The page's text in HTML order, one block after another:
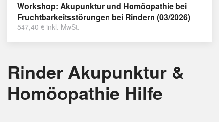
Workshop: Akupunktur und Homöopathie bei
Fruchtbarkeitsstörungen bei Rindern (03/2026)
547,40 € inkl. MwSt.
Rinder Akupunktur &
Homöopathie Hilfe